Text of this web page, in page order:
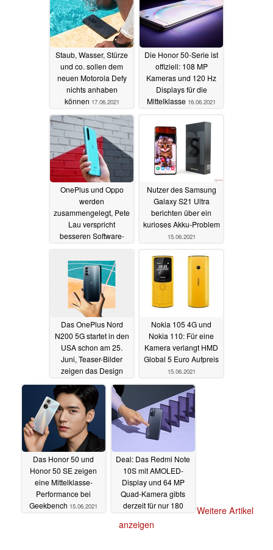
Staub, Wasser, Stürze
und co. sollen dem
neuen Motorola Defy
nichts anhaben
können 17.06.2021
Die Honor 50-Serie ist
offiziell: 108 MP
Kameras und 120 Hz
Displays für die
Mittelklasse 16.06.2021
OnePlus und Oppo
werden
zusammengelegt, Pete
Lau verspricht
besseren Software-
Nutzer des Samsung
Galaxy S21 Ultra
berichten über ein
kurioses Akku-Problem
15.06.2021
Das OnePlus Nord
N200 5G startet in den
USA schon am 25.
Juni, Teaser-Bilder
zeigen das Design
15.06.2021
Nokia 105 4G und
Nokia 110: Für eine
Kamera verlangt HMD
Global 5 Euro Aufpreis
15.06.2021
Das Honor 50 und
Honor 50 SE zeigen
eine Mittelklasse-
Performance bei
Geekbench 15.06.2021
Deal: Das Redmi Note
10S mit AMOLED-
Display und 64 MP
Quad-Kamera gibts
derzeit für nur 180
Weitere Artikel
anzeigen